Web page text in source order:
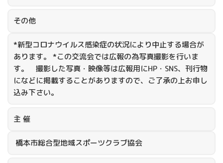
その他
*新型コロナウイルス感染症の状況により中止する場合が
あります。 *この交流会では広報の為写真撮影を行いま
す。 撮影した写真・映像等は広報用にHP・SNS、刊行物
になどに掲載することがありますので、ご了承の上お申し
込み下さい。
主 催
橋本市総合型地域スポーツクラブ協会